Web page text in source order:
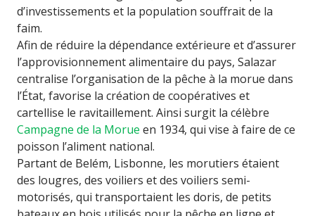
d’investissements et la population souffrait de la
faim.
Afin de réduire la dépendance extérieure et d’assurer
l’approvisionnement alimentaire du pays, Salazar
centralise l’organisation de la pêche à la morue dans
l’État, favorise la création de coopératives et
cartellise le ravitaillement. Ainsi surgit la célèbre
Campagne de la Morue en 1934, qui vise à faire de ce
poisson l’aliment national.
Partant de Belém, Lisbonne, les morutiers étaient
des lougres, des voiliers et des voiliers semi-
motorisés, qui transportaient les doris, de petits